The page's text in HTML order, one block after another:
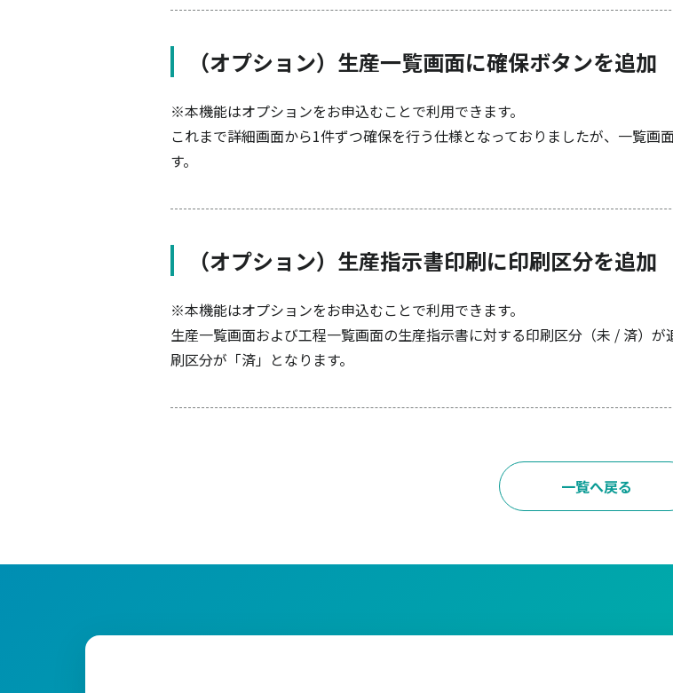
（オプション）生産一覧画面に確保ボタンを追加
※本機能はオプションをお申込むことで利用できます。
これまで詳細画面から1件ずつ確保を行う仕様となっておりましたが、一覧画
す。
（オプション）生産指示書印刷に印刷区分を追加
※本機能はオプションをお申込むことで利用できます。
生産一覧画面および工程一覧画面の生産指示書に対する印刷区分（未 / 済）
刷区分が「済」となります。
一覧へ戻る